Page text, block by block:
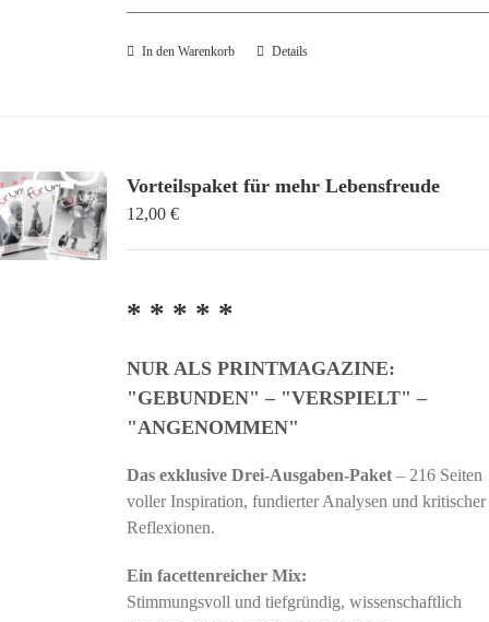
In den Warenkorb Details
Vorteilspaket für mehr Lebensfreude
12,00€
* * * * *
NUR ALS PRINTMAGAZINE:
"GEBUNDEN" – "VERSPIELT" –
"ANGENOMMEN"
Das exklusive Drei-Ausgaben-Paket – 216 Seiten
voller Inspiration, fundierter Analysen und kritischer
Reflexionen.
Ein facettenreicher Mix:
Stimmungsvoll und tiefgründig, wissenschaftlich